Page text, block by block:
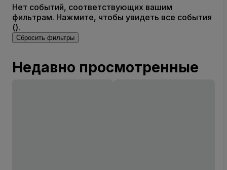
Нет событий, соответствующих вашим
фильтрам. Нажмите, чтобы увидеть все события
().
Сбросить фильтры
Недавно просмотренные